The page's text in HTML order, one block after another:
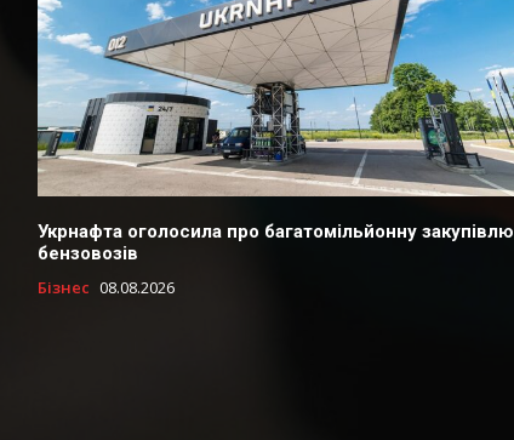
Укрнафта оголосила про багатомільйонну закупівлю
бензовозів
Бізнес 08.08.2026